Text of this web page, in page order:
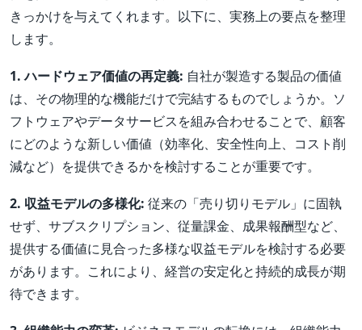
きっかけを与えてくれます。以下に、実務上の要点を整理
します。
1. ハードウェア価値の再定義: 自社が製造する製品の価値
は、その物理的な機能だけで完結するものでしょうか。ソ
フトウェアやデータサービスを組み合わせることで、顧客
にどのような新しい価値（効率化、安全性向上、コスト削
減など）を提供できるかを検討することが重要です。
2. 収益モデルの多様化: 従来の「売り切りモデル」に固執
せず、サブスクリプション、従量課金、成果報酬型など、
提供する価値に見合った多様な収益モデルを検討する必要
があります。これにより、経営の安定化と持続的成長が期
待できます。